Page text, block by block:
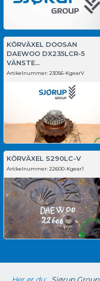
KÖRVÄXEL DOOSAN
DAEWOO DX235LCR-5
VÄNSTE...
Artikelnummer: 23056-KgearV
KÖRVÄXEL S290LC-V
Artikelnummer: 22600-Kgear1